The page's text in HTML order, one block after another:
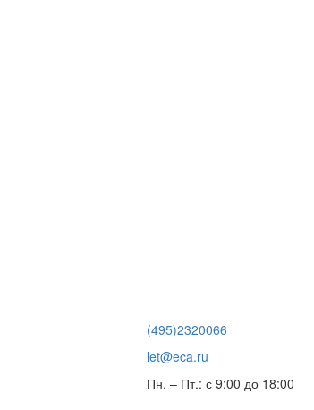
(495)2320066
let@eca.ru
Пн. – Пт.: с 9:00 до 18:00